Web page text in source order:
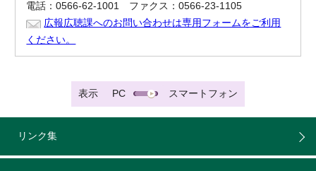
電話：0566-62-1001 ファクス：0566-23-1105
広報広聴課へのお問い合わせは専用フォームをご利用
ください。
表示 PC スマートフォン
リンク集